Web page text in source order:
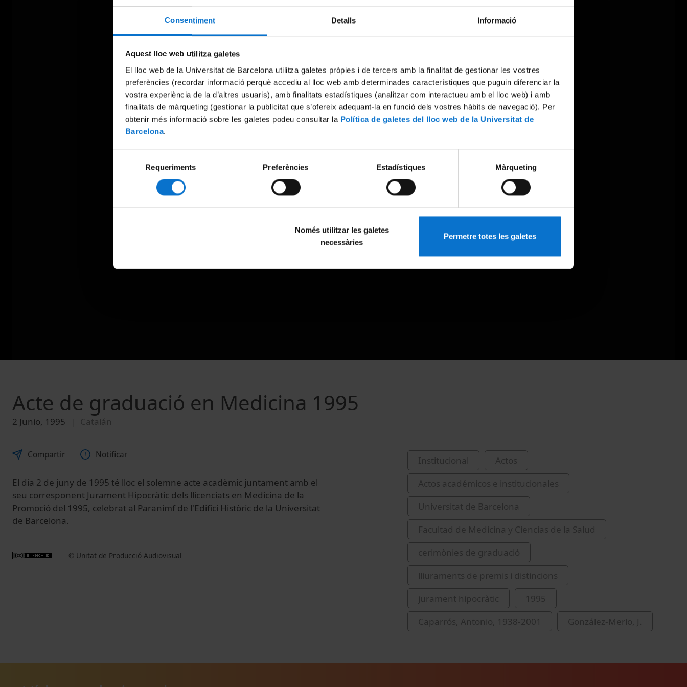
Consentiment Detalls Informació
Aquest lloc web utilitza galetes
El lloc web de la Universitat de Barcelona utilitza galetes pròpies i de tercers amb la finalitat de gestionar les vostres
preferències (recordar informació perquè accediu al lloc web amb determinades característiques que puguin diferenciar la
vostra experiència de la d’altres usuaris), amb finalitats estadístiques (analitzar com interactueu amb el lloc web) i amb
finalitats de màrqueting (gestionar la publicitat que s’ofereix adequant-la en funció dels vostres hàbits de navegació). Per
obtenir més informació sobre les galetes podeu consultar la Política de galetes del lloc web de la Universitat de
Barcelona.
consentiment
Requeriments Preferències Estadístiques Màrqueting
Només utilitzar les galetes
necessàries
Permetre totes les galetes
Try again
Acte de graduació en Medicina 1995
2 Junio, 1995 Catalán
Compartir Notificar
El día 2 de juny de 1995 té lloc el solemne acte acadèmic juntament amb el
seu corresponent Jurament Hipocràtic dels llicenciats en Medicina de la
Promoció del 1995, celebrat al Paranimf de l'Edifici Històric de la Universitat
de Barcelona.
© Unitat de Producció Audiovisual
Institucional
Actos
Actos académicos e institucionales
Universitat de Barcelona
Facultad de Medicina y Ciencias de la Salud
cerimònies de graduació
lliuraments de premis i distincions
jurament hipocràtic
1995
Caparrós, Antonio, 1938-2001
González-Merlo, J.